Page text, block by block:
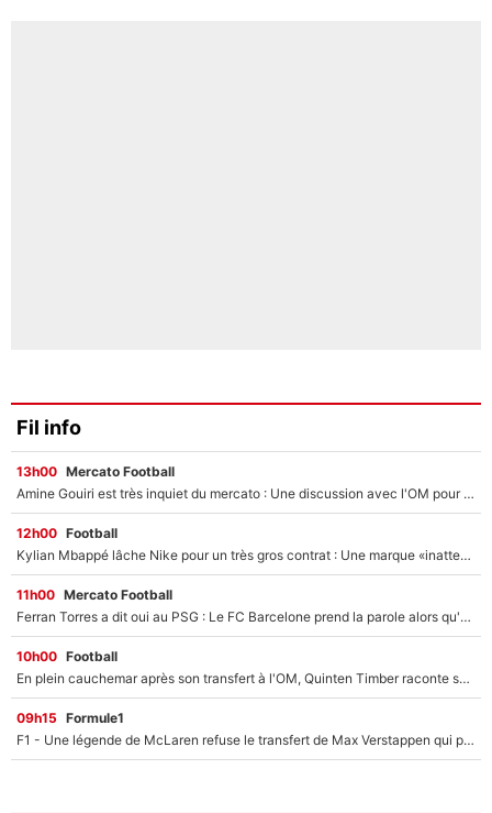
Fil info
13h00 Mercato Football
Amine Gouiri est très inquiet du mercato : Une discussion avec l'OM pour acter son transfert !
12h00 Football
Kylian Mbappé lâche Nike pour un très gros contrat : Une marque «inattendue» va frapper très fort
11h00 Mercato Football
Ferran Torres a dit oui au PSG : Le FC Barcelone prend la parole alors qu'un transfert de l'attaquant espagnol prend forme
10h00 Football
En plein cauchemar après son transfert à l'OM, Quinten Timber raconte ses doutes après sa signature à Marseille
09h15 Formule1
F1 - Une légende de McLaren refuse le transfert de Max Verstappen qui pourrait «faire des vagues» et plomber l'ambiance dans l'équipe